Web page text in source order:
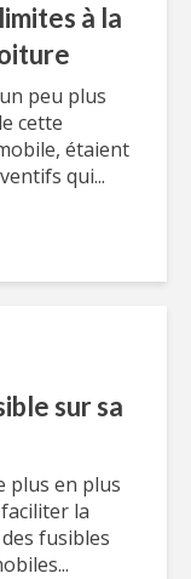
à la
peu plus
cette
étaient
qui...
sur sa
plus en plus
la
fusibles